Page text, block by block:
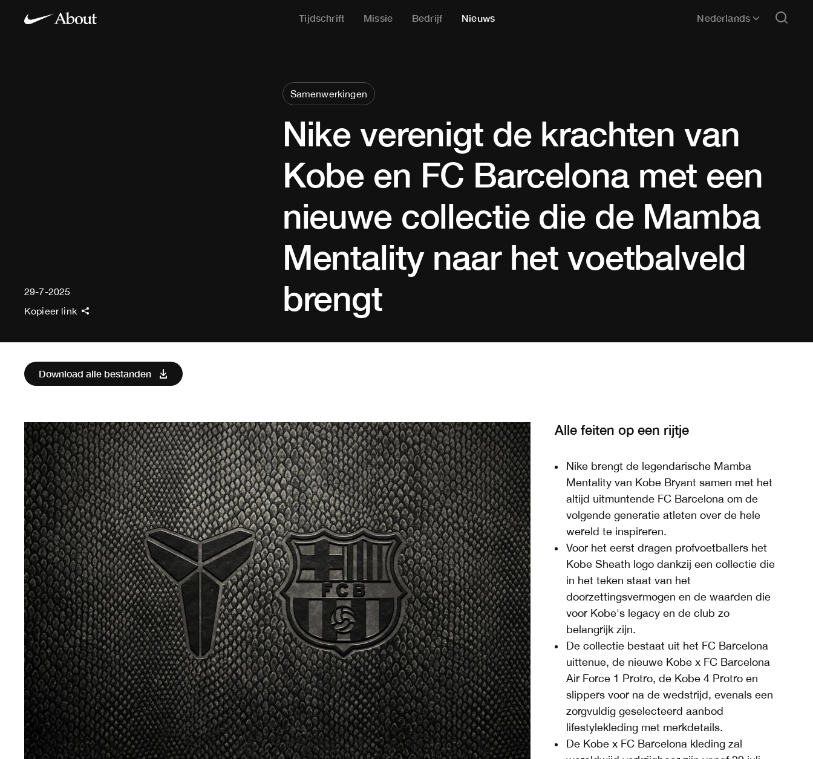
Tijdschrift Missie Bedrijf Nieuws Nederlands
Samenwerkingen
Nike verenigt de krachten van
Kobe en FC Barcelona met een
nieuwe collectie die de Mamba
Mentality naar het voetbalveld
brengt
29-7-2025
Kopieer link
Download alle bestanden
Alle feiten op een rijtje
Nike brengt de legendarische Mamba
Mentality van Kobe Bryant samen met het
altijd uitmuntende FC Barcelona om de
volgende generatie atleten over de hele
wereld te inspireren.
Voor het eerst dragen profvoetballers het
Kobe Sheath logo dankzij een collectie die
in het teken staat van het
doorzettingsvermogen en de waarden die
voor Kobe's legacy en de club zo
belangrijk zijn.
De collectie bestaat uit het FC Barcelona
uittenue, de nieuwe Kobe x FC Barcelona
Air Force 1 Protro, de Kobe 4 Protro en
slippers voor na de wedstrijd, evenals een
zorgvuldig geselecteerd aanbod
lifestylekleding met merkdetails.
De Kobe x FC Barcelona kleding zal